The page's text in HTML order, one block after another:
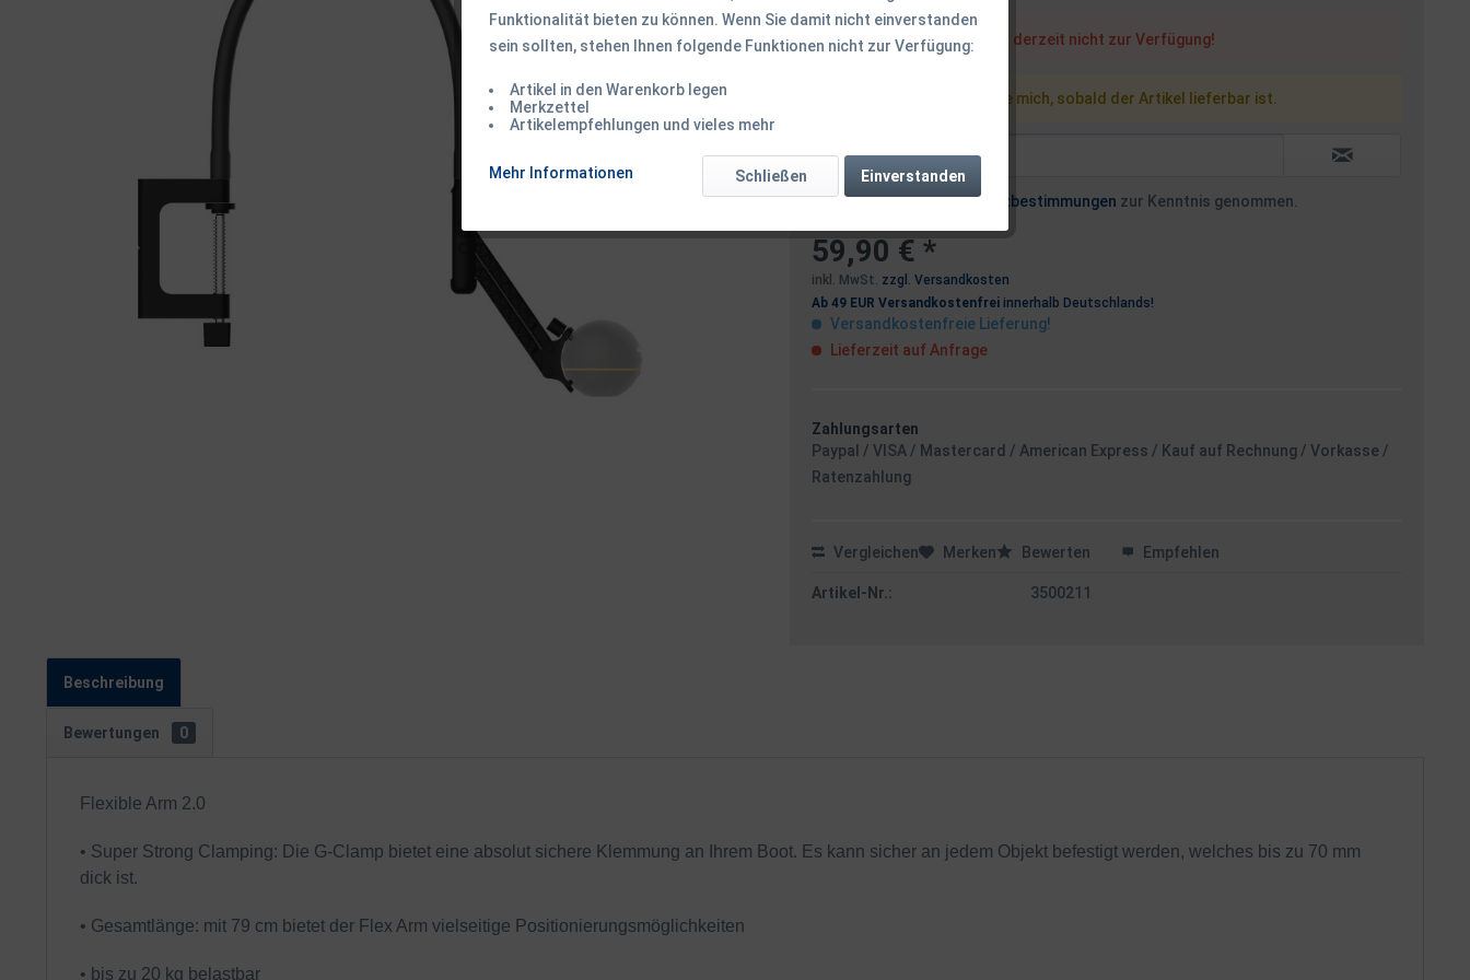
Dieser Artikel steht derzeit nicht zur Verfügung!
Benachrichtigen Sie mich, sobald der Artikel lieferbar ist.
Ich habe dieDatenschutzbestimmungen zur Kenntnis genommen.
59,90 € *
inkl. MwSt. zzgl. Versandkosten
Ab 49 EUR Versandkostenfrei innerhalb Deutschlands!
Versandkostenfreie Lieferung!
Lieferzeit auf Anfrage
Zahlungsarten
Paypal / VISA / Mastercard / American Express / Kauf auf Rechnung / Vorkasse /
Ratenzahlung
Vergleichen Merken Bewerten Empfehlen
Artikel-Nr.: 3500211
Beschreibung
Bewertungen 0
Flexible Arm 2.0
• Super Strong Clamping: Die G-Clamp bietet eine absolut sichere Klemmung an Ihrem Boot. Es kann sicher an jedem Objekt befestigt werden, welches bis zu 70 mm
dick ist.
• Gesamtlänge: mit 79 cm bietet der Flex Arm vielseitige Positionierungsmöglichkeiten
• bis zu 20 kg belastbar
Funktionalität bieten zu können. Wenn Sie damit nicht einverstanden
sein sollten, stehen Ihnen folgende Funktionen nicht zur Verfügung:
Artikel in den Warenkorb legen
Merkzettel
Artikelempfehlungen und vieles mehr
Mehr Informationen Einverstanden
Schließen